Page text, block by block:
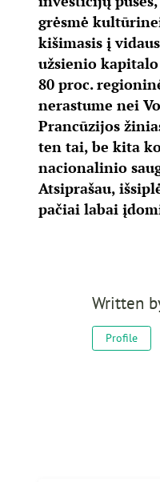
grėsmė
kišimasis į
užsienio
80 proc.
nerastume nei
Prancūzijos
ten tai, be kita
nacionalinio
Atsiprašau,
pačiai labai
Written
Profile